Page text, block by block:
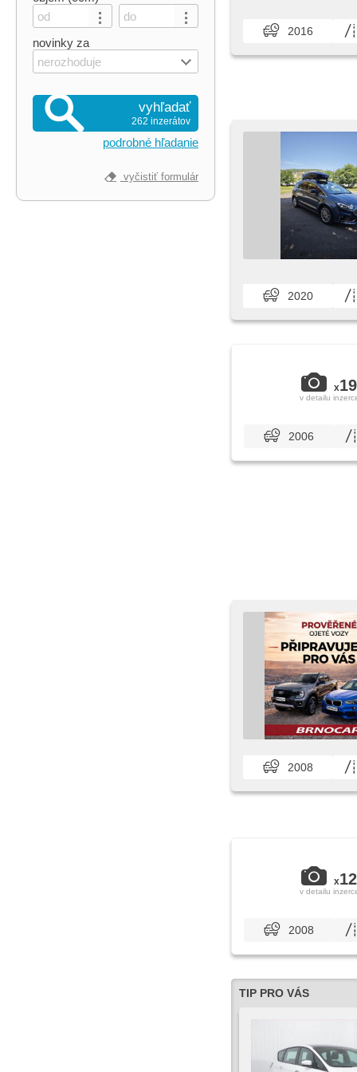
novinky za
nerozhoduje
vyhľadať
262 inzerátov
podrobné hľadanie
vyčistiť formulár
2016
2020
x19
v detailu
2006
2008
x12
v detailu
2008
TIP PRO VÁS